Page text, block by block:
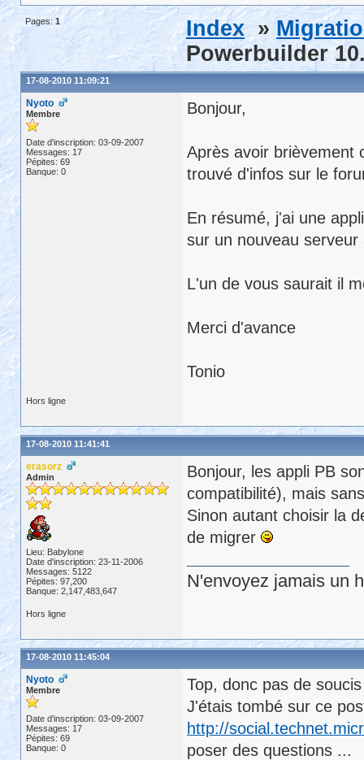
Pages: 1 Index »
Powerbuilder
17-08-2010 11:09:21
Nyoto
Membre
Date d'inscription: 03-09-2007
Messages: 17
Pépites: 69
Banque: 0
Bonjour,
Après avoir brièvement
trouvé d'infos sur le
En résumé, j'ai une
sur un nouveau
L'un de vous saurait il
Merci d'avance
Tonio
Hors ligne
17-08-2010 11:41:41
erasorz
Admin
Lieu: Babylone
Date d'inscription: 23-11-2006
Messages: 5122
Pépites: 97,200
Banque: 2,147,483,647
Bonjour, les appli PB
compatibilité), mais
Sinon autant choisir la
de migrer
N'envoyez jamais un
Hors ligne
17-08-2010 11:45:04
Nyoto
Membre
Date d'inscription: 03-09-2007
Messages: 17
Pépites: 69
Banque: 0
Top, donc pas de
J'étais tombé sur ce
http://
poser des questions ...